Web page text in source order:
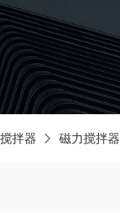
搅拌器 磁力搅拌器